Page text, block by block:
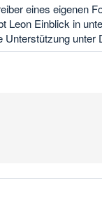
eines eigenen
Leon Einblick in
unter